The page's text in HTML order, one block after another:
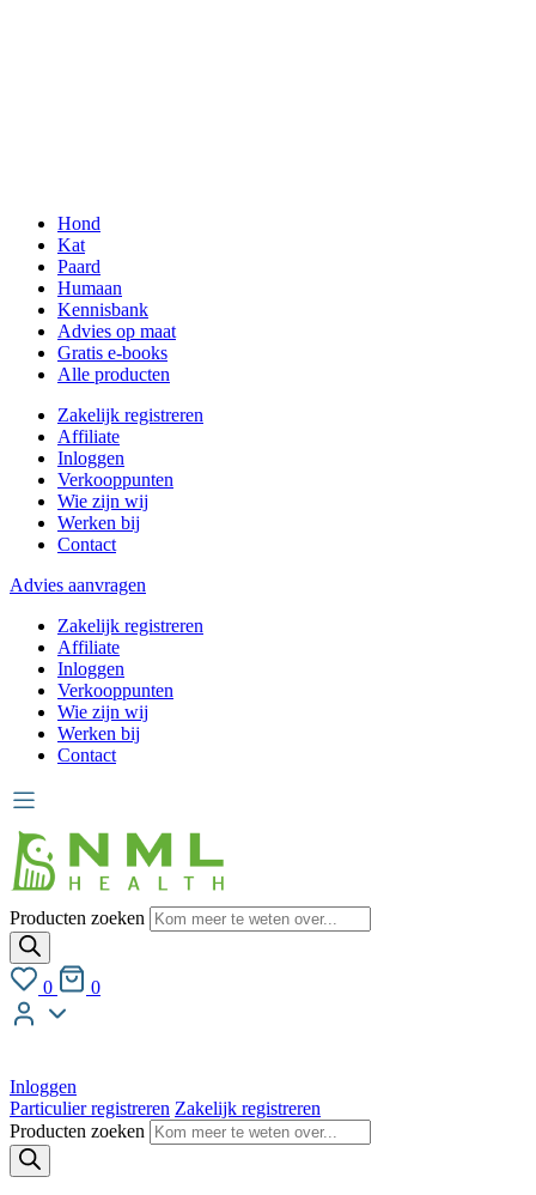
Hond
Kat
Paard
Humaan
Kennisbank
Advies op maat
Gratis e-books
Alle producten
Zakelijk registreren
Affiliate
Inloggen
Verkooppunten
Wie zijn wij
Werken bij
Contact
Advies aanvragen
Zakelijk registreren
Affiliate
Inloggen
Verkooppunten
Wie zijn wij
Werken bij
Contact
Producten zoeken
0 0
Inloggen
Particulier registreren Zakelijk registreren
Producten zoeken